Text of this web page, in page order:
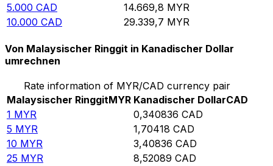
5.000 CAD 14.669,8 MYR
10.000 CAD 29.339,7 MYR
Von Malaysischer Ringgit in Kanadischer Dollar
umrechnen
Rate information of MYR/CAD currency pair
Malaysischer RinggitMYR Kanadischer DollarCAD
1 MYR 0,340836 CAD
5 MYR 1,70418 CAD
10 MYR 3,40836 CAD
25 MYR 8,52089 CAD